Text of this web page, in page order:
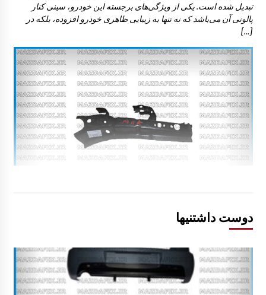
تبدیل شده است. یکی از ویژگی‌های برجسته این خودرو، سینی کنار
پالونی آن می‌باشد که نه تنها به زیبایی ظاهری خودرو افزوده، بلکه در
[…]
دوست داشتنیها